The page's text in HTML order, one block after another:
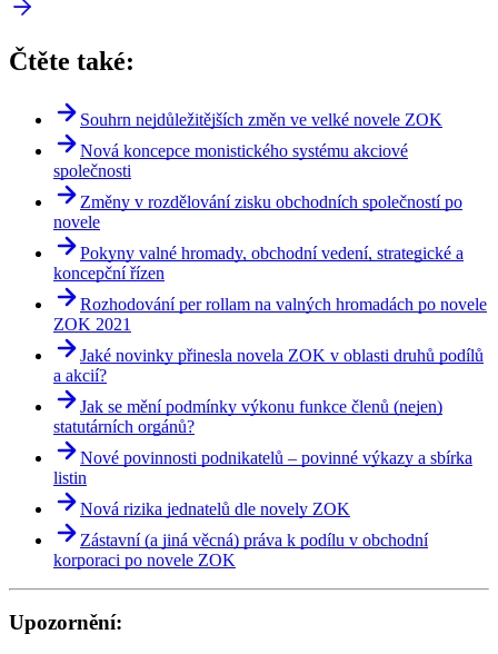
Čtěte také:
Souhrn nejdůležitějších změn ve velké novele ZOK
Nová koncepce monistického systému akciové
společnosti
Změny v rozdělování zisku obchodních společností po
novele
Pokyny valné hromady, obchodní vedení, strategické a
koncepční řízen
Rozhodování per rollam na valných hromadách po novele
ZOK 2021
Jaké novinky přinesla novela ZOK v oblasti druhů podílů
a akcií?
Jak se mění podmínky výkonu funkce členů (nejen)
statutárních orgánů?
Nové povinnosti podnikatelů – povinné výkazy a sbírka
listin
Nová rizika jednatelů dle novely ZOK
Zástavní (a jiná věcná) práva k podílu v obchodní
korporaci po novele ZOK
Upozornění: